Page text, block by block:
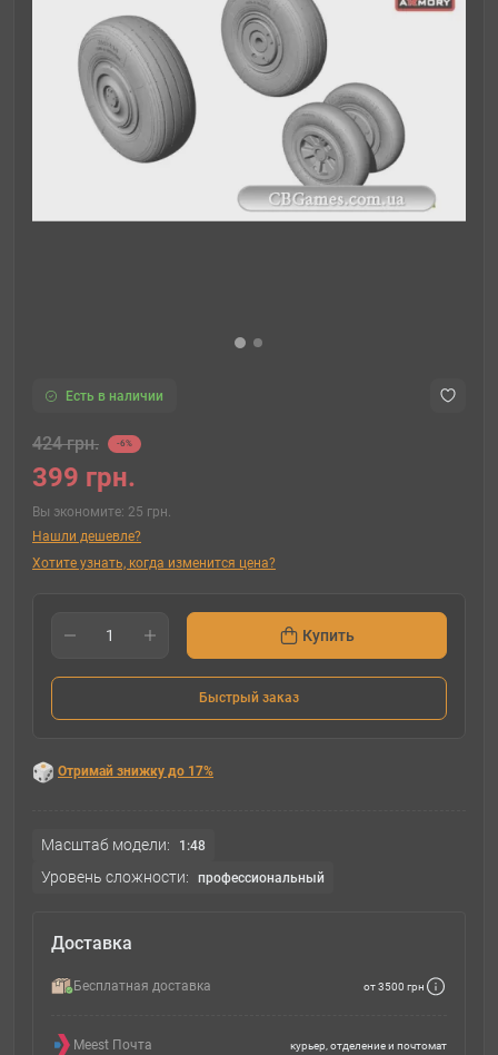
Есть в наличии
424 грн. -6%
399 грн.
Вы экономите: 25 грн.
Нашли дешевле?
Хотите узнать, когда изменится цена?
Купить
Быстрый заказ
Отримай знижку до 17%
Масштаб модели: 1:48
Уровень сложности: профессиональный
Доставка
Бесплатная доставка от 3500 грн
Meest Почта курьер, отделение и почтомат